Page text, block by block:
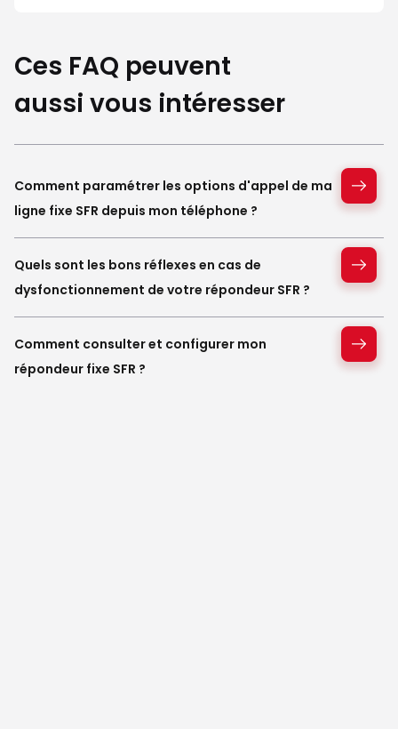
Ces FAQ peuvent
aussi vous intéresser
Comment paramétrer les options d'appel de ma
ligne fixe SFR depuis mon téléphone ?
Quels sont les bons réflexes en cas de
dysfonctionnement de votre répondeur SFR ?
Comment consulter et configurer mon
répondeur fixe SFR ?